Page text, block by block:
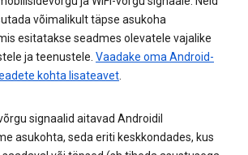
võimalikult täpse asukoha
esitatakse seadmes olevatele vajalike
ja teenustele. Vaadake oma Android-
kohta lisateavet
signaalid aitavad Androidil
asukohta, seda eriti keskkondades, kus